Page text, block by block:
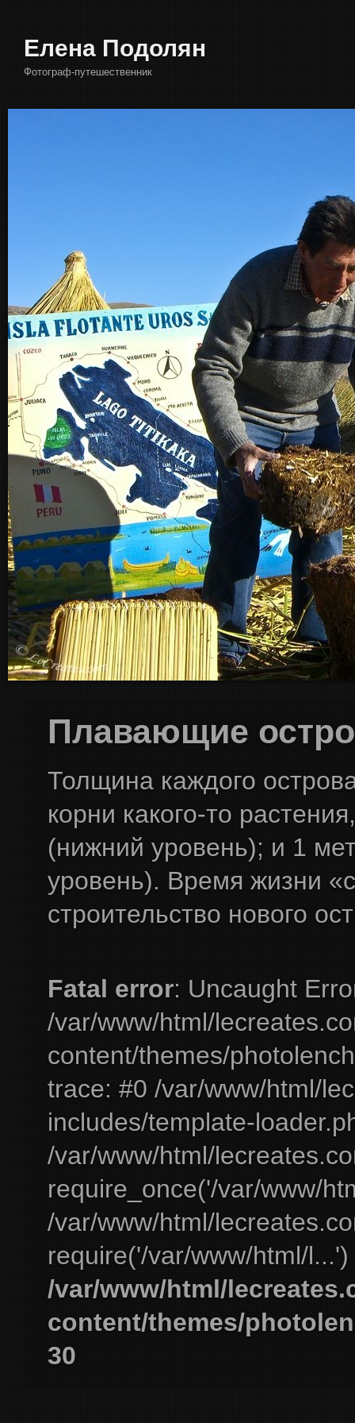
Елена Подолян
Фотограф-путешественник
Плавающие
Толщина каждого
корни какого-то
(нижний уровень); и 1
уровень). Время жизни
строительство нового
Fatal error: Uncaught
/var/www/html/
content/themes/
trace: #0 /var/www/html/
includes/template-
/var/www/html/
require_once('/var/www/
/var/www/html/
require('/var/www/html/
/var/www/html/
content/themes/
30